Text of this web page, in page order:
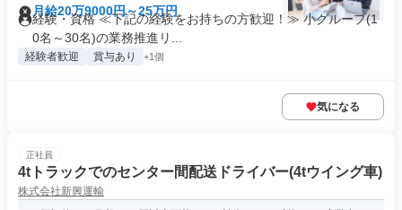
月給20万9000円～25万円
経験・資格 ≪下記の経験をお持ちの方歓迎！≫ 小グループ(1
0名～30名)の業務推進リ...
経験者歓迎 賞与あり +1個
気になる
正社員
4tトラックでのセンター間配送ドライバー(4tウイング車)
株式会社新興運輸